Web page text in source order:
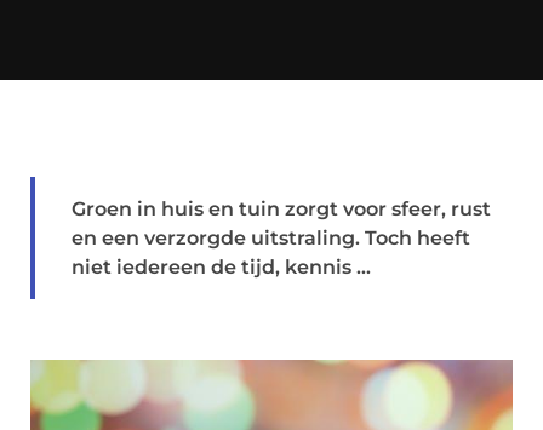
Groen in huis en tuin zorgt voor sfeer, rust
en een verzorgde uitstraling. Toch heeft
niet iedereen de tijd, kennis ...